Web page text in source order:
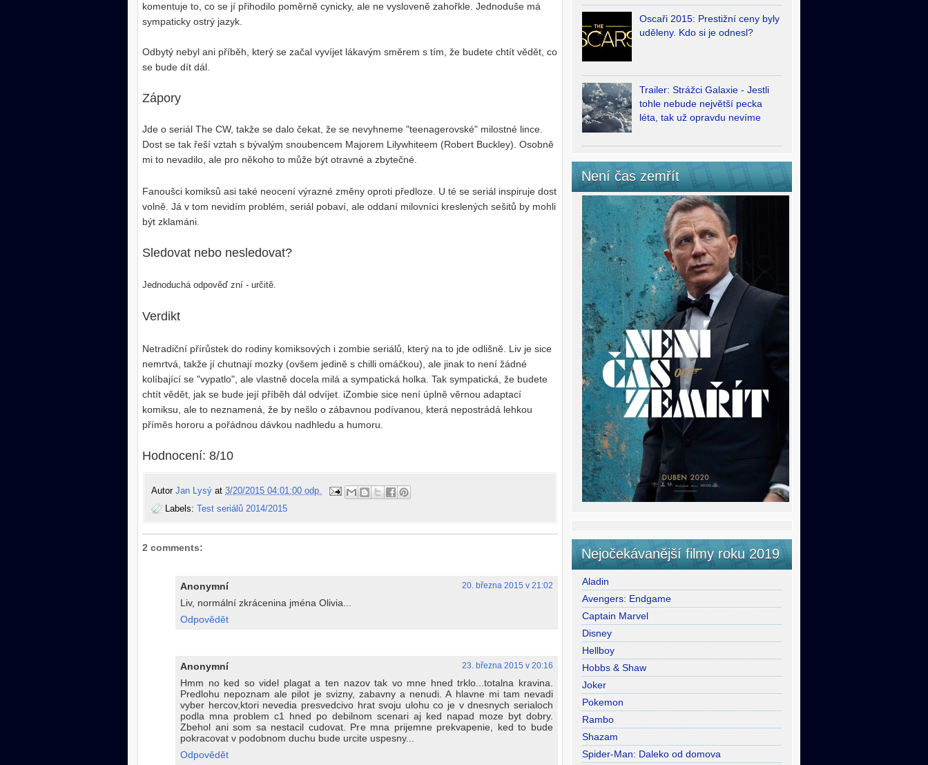
komentuje to, co se jí přihodilo poměrně cynicky, ale ne vysloveně zahořkle. Jednoduše má
sympaticky ostrý jazyk.
Odbytý nebyl ani příběh, který se začal vyvíjet lákavým směrem s tím, že budete chtít vědět, co
se bude dít dál.
Zápory
Jde o seriál The CW, takže se dalo čekat, že se nevyhneme "teenagerovské" milostné lince.
Dost se tak řeší vztah s bývalým snoubencem Majorem Lilywhiteem (Robert Buckley). Osobně
mi to nevadilo, ale pro někoho to může být otravné a zbytečné.
Fanoušci komiksů asi také neocení výrazné změny oproti předloze. U té se seriál inspiruje dost
volně. Já v tom nevidím problém, seriál pobaví, ale oddaní milovníci kreslených sešitů by mohli
být zklamáni.
Sledovat nebo nesledovat?
Jednoduchá odpověď zní - určitě.
Verdikt
Netradiční přírůstek do rodiny komiksových i zombie seriálů, který na to jde odlišně. Liv je sice
nemrtvá, takže jí chutnají mozky (ovšem jedině s chilli omáčkou), ale jinak to není žádné
kolíbající se "vypatlo", ale vlastně docela milá a sympatická holka. Tak sympatická, že budete
chtít vědět, jak se bude její příběh dál odvíjet. iZombie sice není úplně věrnou adaptací
komiksu, ale to neznamená, že by nešlo o zábavnou podívanou, která nepostrádá lehkou
příměs hororu a pořádnou dávkou nadhledu a humoru.
Hodnocení: 8/10
Autor Jan Lysý at 3/20/2015 04:01:00 odp.
Labels: Test seriálů 2014/2015
2 comments:
Anonymní 20. března 2015 v 21:02
Liv, normální zkrácenina jména Olivia...
Odpovědět
Anonymní 23. března 2015 v 20:16
Hmm no ked so videl plagat a ten nazov tak vo mne hned trklo...totalna kravina.
Predlohu nepoznam ale pilot je svizny, zabavny a nenudi. A hlavne mi tam nevadi
vyber hercov,ktori nevedia presvedcivo hrat svoju ulohu co je v dnesnych serialoch
podla mna problem c1 hned po debilnom scenari aj ked napad moze byt dobry.
Zbehol ani som sa nestacil cudovat. Pre mna prijemne prekvapenie, ked to bude
pokracovat v podobnom duchu bude urcite uspesny...
Odpovědět
Oscaři 2015: Prestižní ceny byly
uděleny. Kdo si je odnesl?
Trailer: Strážci Galaxie - Jestli
tohle nebude největší pecka
léta, tak už opravdu nevíme
Není čas zemřít
Nejočekávanější filmy roku 2019
Aladin
Avengers: Endgame
Captain Marvel
Disney
Hellboy
Hobbs & Shaw
Joker
Pokemon
Rambo
Shazam
Spider-Man: Daleko od domova